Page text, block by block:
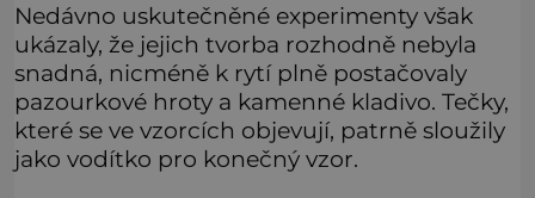
Nedávno uskutečněné experimenty však
ukázaly, že jejich tvorba rozhodně nebyla
snadná, nicméně k rytí plně postačovaly
pazourkové hroty a kamenné kladivo. Tečky,
které se ve vzorcích objevují, patrně sloužily
jako vodítko pro konečný vzor.